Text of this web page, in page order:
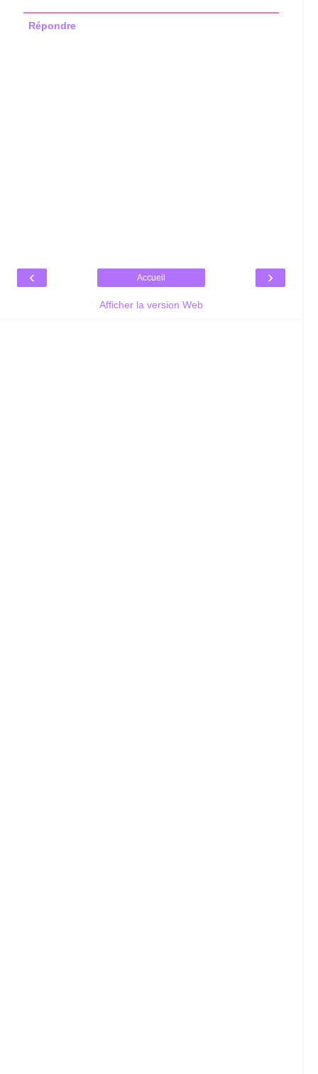
Répondre
‹ ›
Accueil
Afficher la version Web